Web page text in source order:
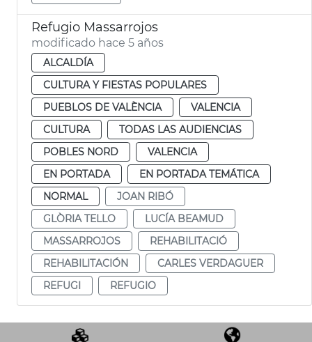
Refugio Massarrojos
modificado hace 5 años
ALCALDÍA
CULTURA Y FIESTAS POPULARES
PUEBLOS DE VALÈNCIA
VALENCIA
CULTURA
TODAS LAS AUDIENCIAS
POBLES NORD
VALENCIA
EN PORTADA
EN PORTADA TEMÁTICA
NORMAL
JOAN RIBÓ
GLÒRIA TELLO
LUCÍA BEAMUD
MASSARROJOS
REHABILITACIÓ
REHABILITACIÓN
CARLES VERDAGUER
REFUGI
REFUGIO